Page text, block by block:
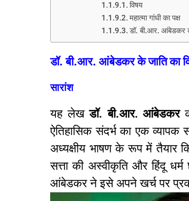
विषय
महात्मा गांधी का पक्ष
डॉ. बी.आर. आंबेडकर
डॉ. बी.आर. आंबेडकर के जाति का
सारांश
यह लेखडॉ. बी.आर. आंबेडकर
ऐतिहासिक संदर्भ का एक
अध्यक्षीय भाषण के रूप में तैयार
सत्ता की अस्वीकृति और हिंदू
आंबेडकर ने इसे अपने खर्च पर